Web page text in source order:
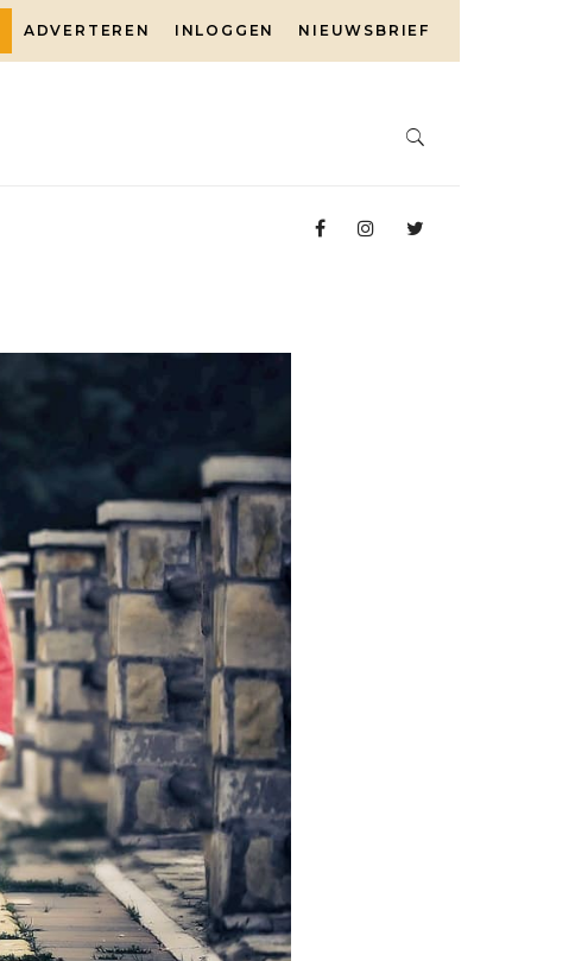
ADVERTEREN INLOGGEN NIEUWSBRIEF